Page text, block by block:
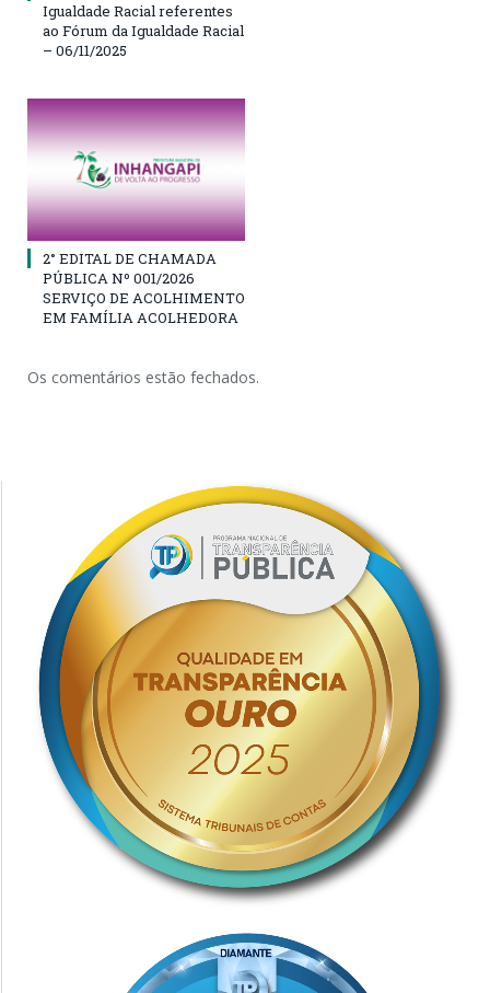
Igualdade Racial referentes
ao Fórum da Igualdade Racial
– 06/11/2025
2° EDITAL DE CHAMADA
PÚBLICA Nº 001/2026
SERVIÇO DE ACOLHIMENTO
EM FAMÍLIA ACOLHEDORA
Os comentários estão fechados.